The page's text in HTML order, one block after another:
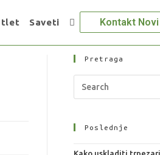
Kontakt Novi
Saveti
Pretraga
Poslednje
Kako uskladiti